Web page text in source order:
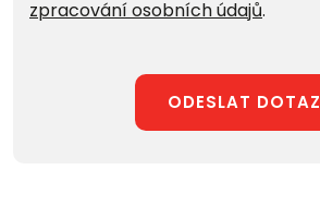
zpracování osobních údajů.
ODESLAT DOTAZ